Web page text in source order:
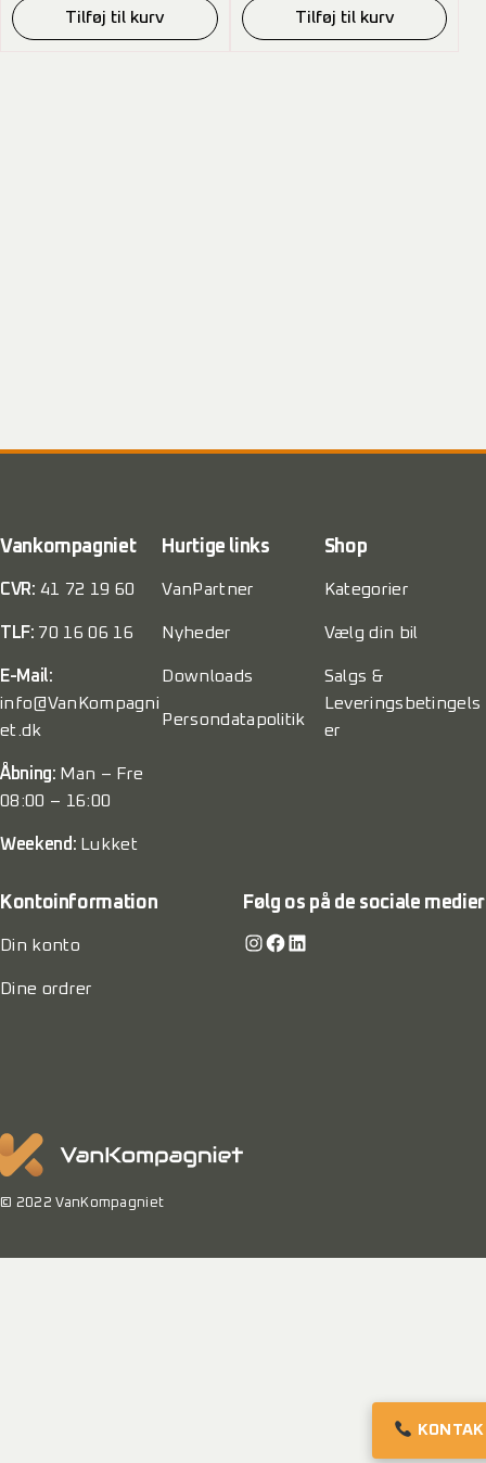
Tilføj til kurv Tilføj til kurv
Vankompagniet
CVR: 41 72 19 60
TLF: 70 16 06 16
E-Mail:
info@VanKompagni
et.dk
Åbning: Man – Fre
08:00 – 16:00
Weekend: Lukket
Hurtige links
VanPartner
Nyheder
Downloads
Persondatapolitik
Shop
Kategorier
Vælg din bil
Salgs &
Leveringsbetingels
er
Kontoinformation
Din konto
Dine ordrer
Følg os på de sociale medier
Instagram Facebook LinkedIn
© 2022 VanKompagniet